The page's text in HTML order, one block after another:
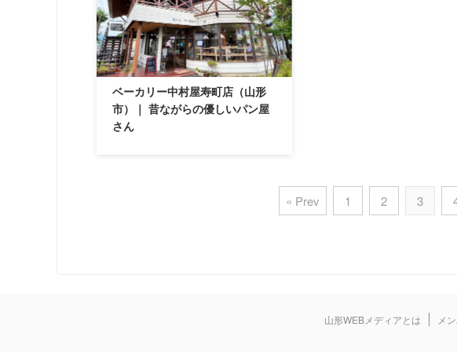
ベーカリー中村屋寿町店（山形
市）｜ 昔ながらの優しいパン屋
さん
« Prev 1 2 3
山形WEBメディアとは メ